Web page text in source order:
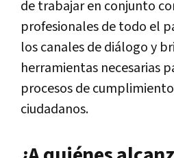
de trabajar en conjunto
profesionales de todo el
los canales de diálogo y
herramientas necesarias
procesos de
ciudadanos.